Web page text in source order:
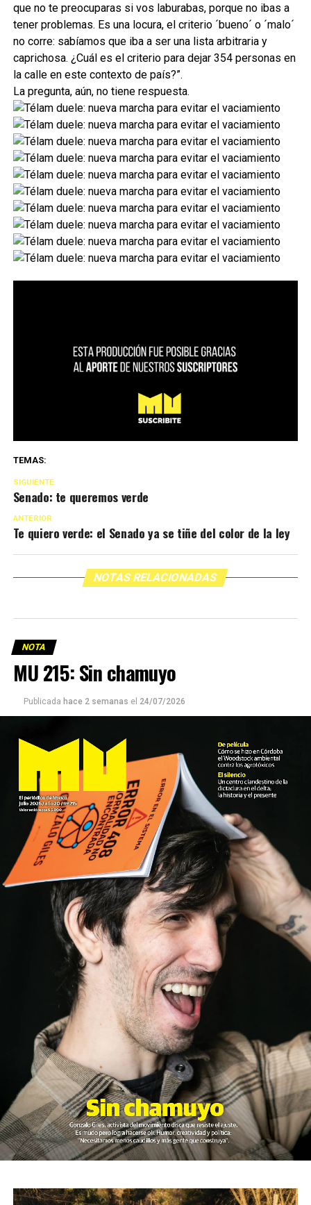
que no te preocuparas si vos laburabas, porque no ibas a
tener problemas. Es una locura, el criterio ´bueno´ o ´malo´
no corre: sabíamos que iba a ser una lista arbitraria y
caprichosa. ¿Cuál es el criterio para dejar 354 personas en
la calle en este contexto de país?”.
La pregunta, aún, no tiene respuesta.
TEMAS:
SIGUIENTE
Senado: te queremos verde
ANTERIOR
Te quiero verde: el Senado ya se tiñe del color de la ley
NOTAS RELACIONADAS
NOTA
MU 215: Sin chamuyo
Publicada hace 2 semanas el 24/07/2026